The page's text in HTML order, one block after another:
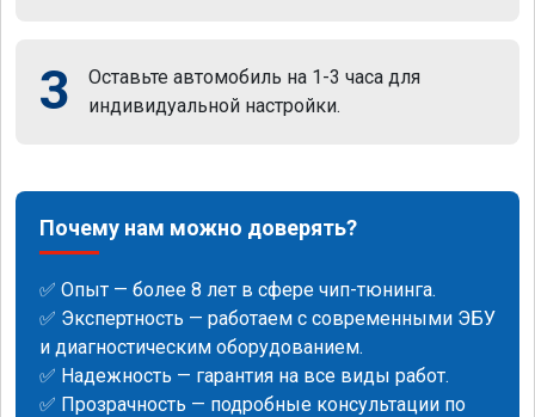
3
Оставьте автомобиль на 1-3 часа для
индивидуальной настройки.
Почему нам можно доверять?
✅ Опыт — более 8 лет в сфере чип-тюнинга.
✅ Экспертность — работаем с современными ЭБУ
и диагностическим оборудованием.
✅ Надежность — гарантия на все виды работ.
✅ Прозрачность — подробные консультации по